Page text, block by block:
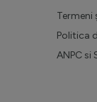
Termeni
Politica
ANPC si